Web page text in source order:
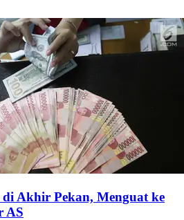
Akhir Pekan, Menguat ke
AS